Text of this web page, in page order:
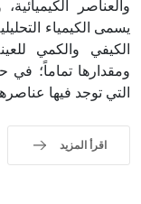
والعناصر
الكيفي والكمي
ومقدارها تماماً؛ في
التي توجد فيها
اقرأ المزيد